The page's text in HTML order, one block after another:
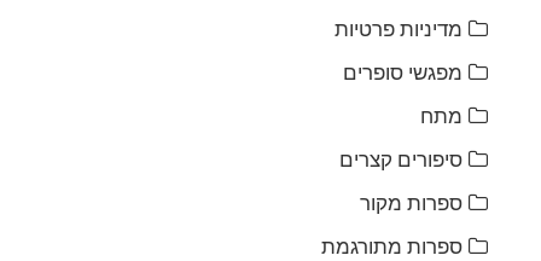
מדיניות פרטיות
מפגשי סופרים
מתח
סיפורים קצרים
ספרות מקור
ספרות מתורגמת